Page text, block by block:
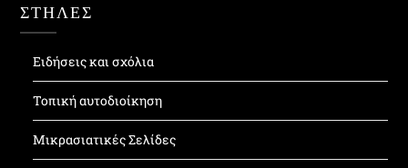
ΣΤΗΛΕΣ
Ειδήσεις και σχόλια
Τοπική αυτοδιοίκηση
Μικρασιατικές Σελίδες